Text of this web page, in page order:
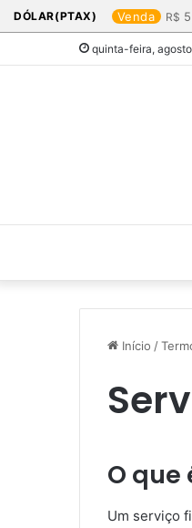
DÓLAR(PTAX) Venda
quinta-feira,
Início /
O que
Um serviço